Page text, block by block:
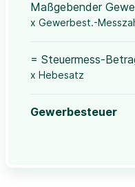
Maßgebender
x Gewerbest.-
= Steuermess-
x Hebesatz
Gewerbesteuer